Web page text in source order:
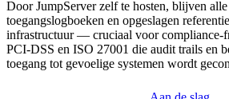
Door JumpServer zelf te hosten, blijven alle
toegangslogboeken en opgeslagen
infrastructuur — cruciaal voor compliance-
PCI-DSS en ISO 27001 die audit trails en
toegang tot gevoelige systemen wordt